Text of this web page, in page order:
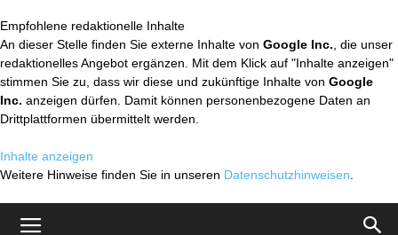
Empfohlene redaktionelle Inhalte
An dieser Stelle finden Sie externe Inhalte von Google Inc. , die unser
redaktionelles Angebot ergänzen. Mit dem Klick auf "Inhalte anzeigen"
stimmen Sie zu, dass wir diese und zukünftige Inhalte von Google
Inc. anzeigen dürfen. Damit können personenbezogene Daten an
Drittplattformen übermittelt werden.
Inhalte anzeigen
Weitere Hinweise finden Sie in unseren Datenschutzhinweisen